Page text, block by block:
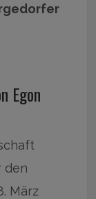
Egon
den
März